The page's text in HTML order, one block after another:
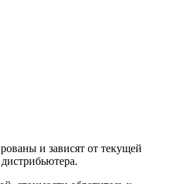
и зависят от текущей